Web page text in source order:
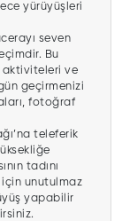
yürüyüşleri
seven
Bu
aktiviteleri ve
geçirmenizi
fotoğraf
teleferik
tadını
unutulmaz
yapabilir